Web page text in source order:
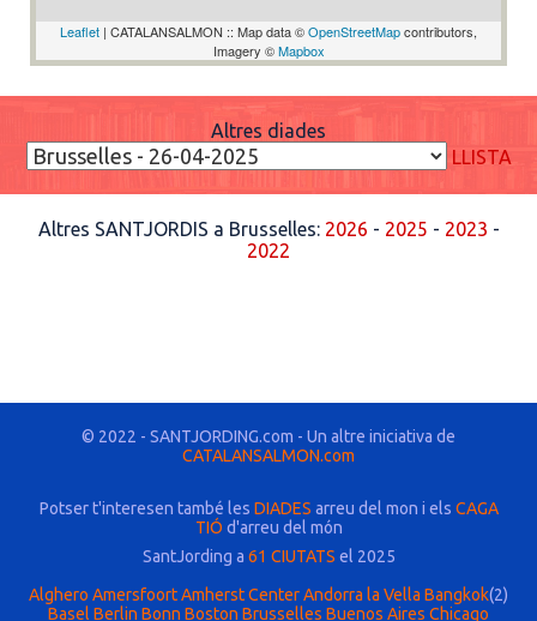
Leaflet | CATALANSALMON :: Map data ©OpenStreetMapcontributors,
Imagery ©Mapbox
Altres diades
LLISTA
Altres SANTJORDIS a Brusselles: 2026 - 2025 - 2023 -
2022
© 2022 - SANTJORDING.com - Un altre iniciativa de
CATALANSALMON.com
Potser t'interesen també les DIADES arreu del mon i els CAGA
TIÓ d'arreu del món
SantJording a 61 CIUTATS el 2025
Alghero AmersfoortAmherst CenterAndorra la Vella Bangkok(2)
Basel Berlin Bonn Boston Brusselles Buenos Aires Chicago